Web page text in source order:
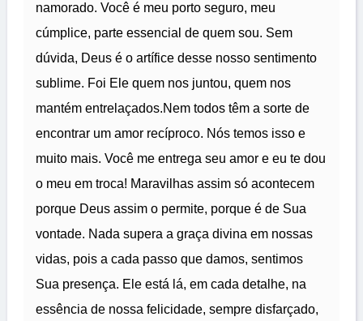
namorado. Você é meu porto seguro, meu
cúmplice, parte essencial de quem sou. Sem
dúvida, Deus é o artífice desse nosso sentimento
sublime. Foi Ele quem nos juntou, quem nos
mantém entrelaçados.Nem todos têm a sorte de
encontrar um amor recíproco. Nós temos isso e
muito mais. Você me entrega seu amor e eu te dou
o meu em troca! Maravilhas assim só acontecem
porque Deus assim o permite, porque é de Sua
vontade. Nada supera a graça divina em nossas
vidas, pois a cada passo que damos, sentimos
Sua presença. Ele está lá, em cada detalhe, na
essência de nossa felicidade, sempre disfarçado,